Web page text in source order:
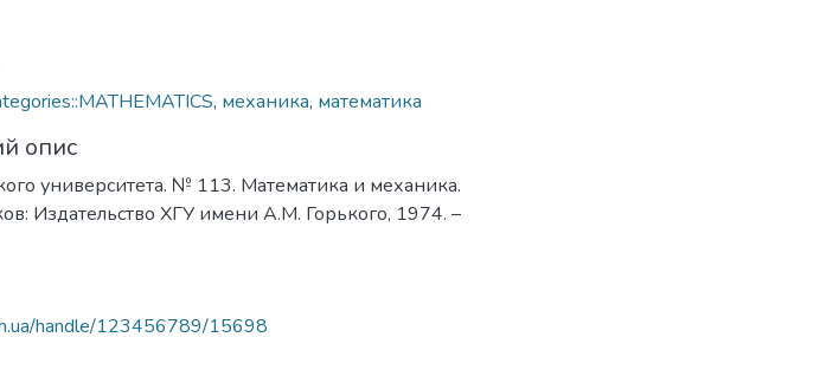
, механика, математика
опис
университета. № 113. Математика и механика.
Издательство ХГУ имени А.М. Горького, 1974. –
handle/123456789/15698